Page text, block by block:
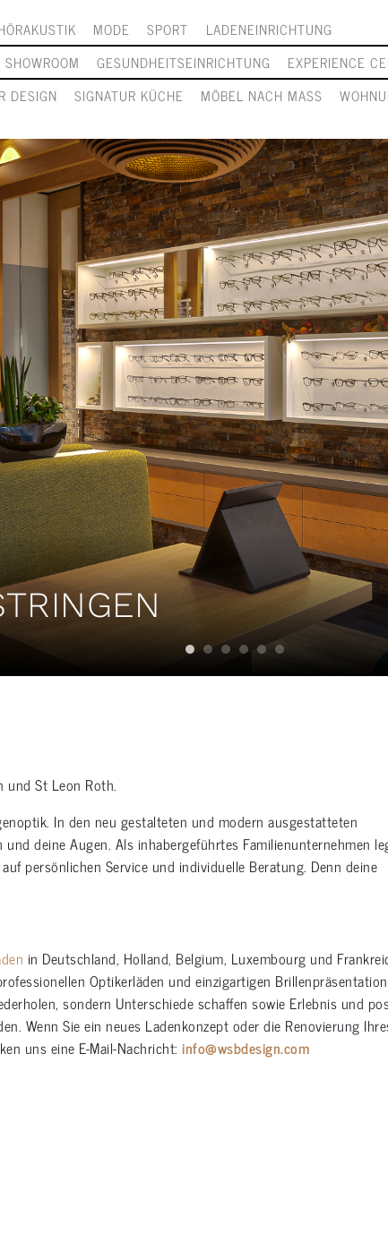
MODE SPORT
LADENEINRICHTUNG
SHOWROOM GESUNDHEITSEINRICHTUNG
EXPERIENCE
DESIGN SIGNATUR KÜCHE MÖBEL NACH MASS
und St Leon Roth.
In den neu gestalteten und modern ausgestatteten
deine Augen. Als inhabergeführtes Familienunternehmen
persönlichen Service und individuelle Beratung. Denn deine
in Deutschland, Holland, Belgium, Luxembourg und
Optikerläden und einzigartigen
sondern Unterschiede schaffen sowie Erlebnis und
Wenn Sie ein neues Ladenkonzept oder die Renovierung
uns eine E-Mail-Nachricht: info@wsbdesign.com